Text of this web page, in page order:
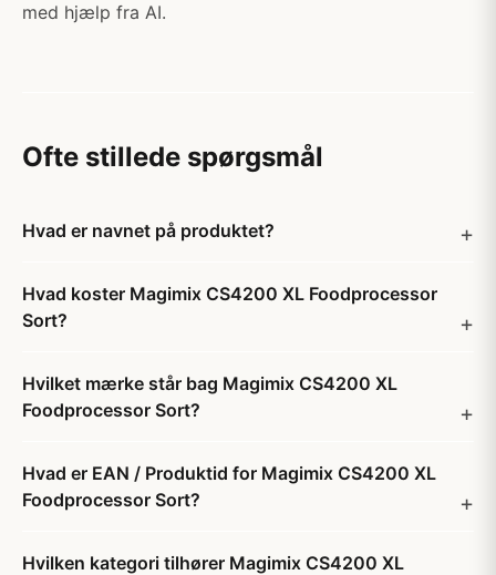
med hjælp fra AI.
Ofte stillede spørgsmål
Hvad er navnet på produktet?
Hvad koster Magimix CS4200 XL Foodprocessor
Sort?
Hvilket mærke står bag Magimix CS4200 XL
Foodprocessor Sort?
Hvad er EAN / Produktid for Magimix CS4200 XL
Foodprocessor Sort?
Hvilken kategori tilhører Magimix CS4200 XL